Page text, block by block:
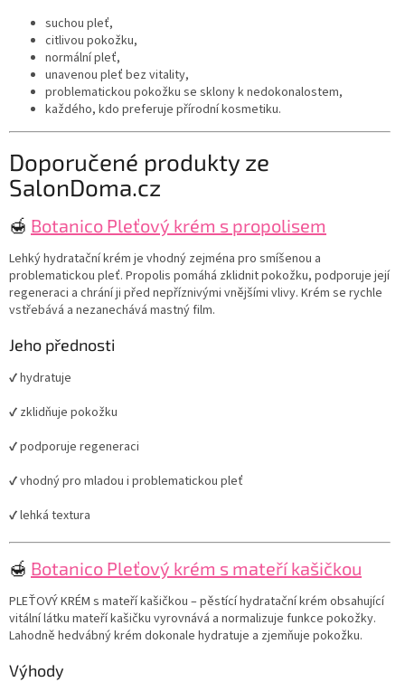
suchou pleť,
citlivou pokožku,
normální pleť,
unavenou pleť bez vitality,
problematickou pokožku se sklony k nedokonalostem,
každého, kdo preferuje přírodní kosmetiku.
Doporučené produkty ze
SalonDoma.cz
🍯 Botanico Pleťový krém s propolisem
Lehký hydratační krém je vhodný zejména pro smíšenou a
problematickou pleť. Propolis pomáhá zklidnit pokožku, podporuje její
regeneraci a chrání ji před nepříznivými vnějšími vlivy. Krém se rychle
vstřebává a nezanechává mastný film.
Jeho přednosti
✔ hydratuje
✔ zklidňuje pokožku
✔ podporuje regeneraci
✔ vhodný pro mladou i problematickou pleť
✔ lehká textura
🍯 Botanico Pleťový krém s mateří kašičkou
PLEŤOVÝ KRÉM s mateří kašičkou – pěstící hydratační krém obsahující
vitální látku mateří kašičku vyrovnává a normalizuje funkce pokožky.
Lahodně hedvábný krém dokonale hydratuje a zjemňuje pokožku.
Výhody